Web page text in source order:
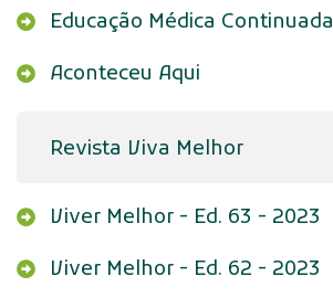
Educação Médica Continuada
Aconteceu Aqui
Revista Viva Melhor
Viver Melhor - Ed. 63 - 2023
Viver Melhor - Ed. 62 - 2023